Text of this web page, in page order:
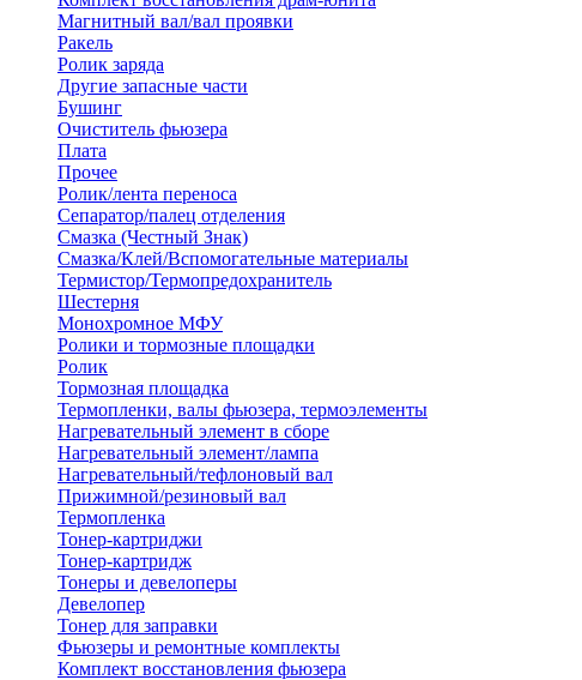
Магнитный вал/вал проявки
Ракель
Ролик заряда
Другие запасные части
Бушинг
Очиститель фьюзера
Плата
Прочее
Ролик/лента переноса
Сепаратор/палец отделения
Смазка (Честный Знак)
Смазка/Клей/Вспомогательные материалы
Термистор/Термопредохранитель
Шестерня
Монохромное МФУ
Ролики и тормозные площадки
Ролик
Тормозная площадка
Термопленки, валы фьюзера, термоэлементы
Нагревательный элемент в сборе
Нагревательный элемент/лампа
Нагревательный/тефлоновый вал
Прижимной/резиновый вал
Термопленка
Тонер-картриджи
Тонер-картридж
Тонеры и девелоперы
Девелопер
Тонер для заправки
Фьюзеры и ремонтные комплекты
Комплект восстановления фьюзера